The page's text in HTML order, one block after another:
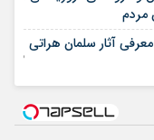
مردم
آثار سلمان هراتی
02 نوامبر 2025